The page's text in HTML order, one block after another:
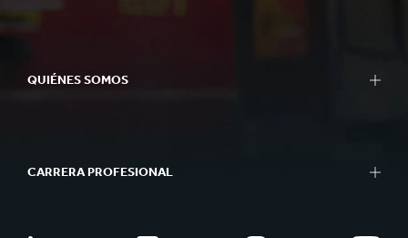
Casos de Éxito
Better Planet Packaging
QUIÉNES SOMOS
CARRERA PROFESIONAL